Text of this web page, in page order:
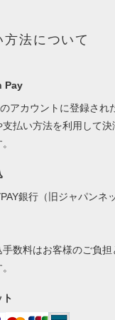
方法について
Pay
アカウントに登録され
支払い方法を利用して決
銀行（旧ジャパンネ
数料はお客様のご負担